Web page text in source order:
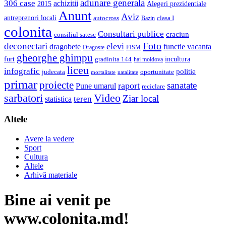
306 case 2015 achizitii adunare generala Alegeri prezidentiale
antreprenori locali Anunt autocross Aviz Bazin clasa I
colonita consiliul satesc Consultari publice craciun
deconectari dragobete Dragoste elevi FISM Foto functie vacanta
furt gheorghe ghimpu gradinita 144 hai moldova incultura
infografic judecata liceu mortalitate natalitate oportunitate politie
primarproiecte Pune umarul raport reciclare sanatate
sarbatori statistica teren Video Ziar local
Altele
Avere la vedere
Sport
Cultura
Altele
Arhivă materiale
Bine ai venit pe
www.colonita.md!